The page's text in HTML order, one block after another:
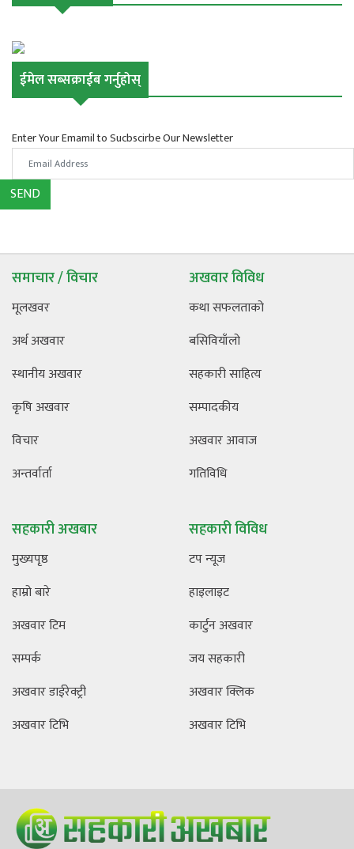
ईमेल सब्सक्राईब गर्नुहोस्
Enter Your Emamil to Sucbscirbe Our Newsletter
SEND
समाचार / विचार
मूलखवर
अर्थ अखवार
स्थानीय अखवार
कृषि अखवार
विचार
अन्तर्वार्ता
अखवार विविध
कथा सफलताको
बसिवियाँलो
सहकारी साहित्य
सम्पादकीय
अखवार आवाज
गतिविधि
सहकारी अखबार
मुख्यपृष्ठ
हाम्रो बारे
अखवार टिम
सम्पर्क
अखवार डाईरेक्ट्री
अखवार टिभि
सहकारी विविध
टप न्यूज
हाइलाइट
कार्टुन अखवार
जय सहकारी
अखवार क्लिक
अखवार टिभि